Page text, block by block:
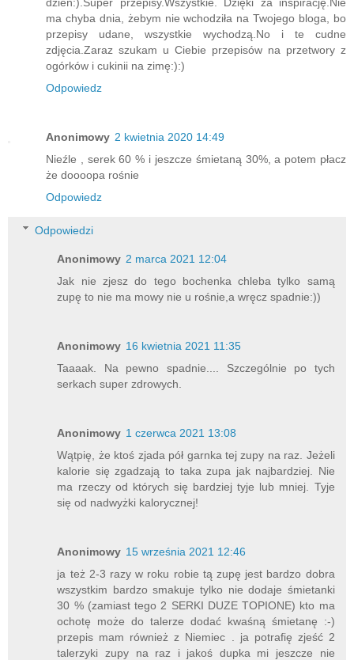
dzień:).Super przepisy.Wszystkie. Dzięki za inspirację.Nie
ma chyba dnia, żebym nie wchodziła na Twojego bloga, bo
przepisy udane, wszystkie wychodzą.No i te cudne
zdjęcia.Zaraz szukam u Ciebie przepisów na przetwory z
ogórków i cukinii na zimę:):)
Odpowiedz
Anonimowy 2 kwietnia 2020 14:49
Nieźle , serek 60 % i jeszcze śmietaną 30%, a potem płacz
że doooopa rośnie
Odpowiedz
Odpowiedzi
Anonimowy 2 marca 2021 12:04
Jak nie zjesz do tego bochenka chleba tylko samą
zupę to nie ma mowy nie u rośnie,a wręcz spadnie:))
Anonimowy 16 kwietnia 2021 11:35
Taaaak. Na pewno spadnie.... Szczególnie po tych
serkach super zdrowych.
Anonimowy 1 czerwca 2021 13:08
Wątpię, że ktoś zjada pół garnka tej zupy na raz. Jeżeli
kalorie się zgadzają to taka zupa jak najbardziej. Nie
ma rzeczy od których się bardziej tyje lub mniej. Tyje
się od nadwyżki kalorycznej!
Anonimowy 15 września 2021 12:46
ja też 2-3 razy w roku robie tą zupę jest bardzo dobra
wszystkim bardzo smakuje tylko nie dodaje śmietanki
30 % (zamiast tego 2 SERKI DUZE TOPIONE) kto ma
ochotę może do talerze dodać kwaśną śmietanę :-)
przepis mam również z Niemiec . ja potrafię zjeść 2
talerzyki zupy na raz i jakoś dupka mi jeszcze nie